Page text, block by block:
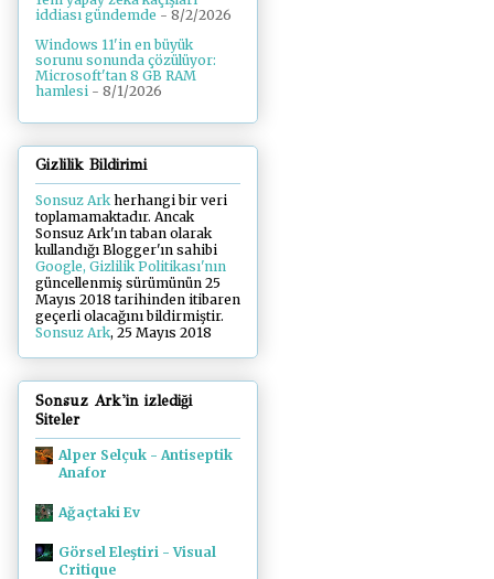
iddiası gündemde - 8/2/2026
Windows 11'in en büyük
sorunu sonunda çözülüyor:
Microsoft'tan 8 GB RAM
hamlesi - 8/1/2026
Gizlilik Bildirimi
Sonsuz Arkherhangi bir veri
toplamamaktadır. Ancak
Sonsuz Ark'ın taban olarak
kullandığı Blogger'ın sahibi
Google, Gizlilik Politikası'nın
güncellenmiş sürümünün 25
Mayıs 2018 tarihinden itibaren
geçerli olacağını bildirmiştir.
Sonsuz Ark, 25 Mayıs 2018
Sonsuz Ark'in izlediği
Siteler
Alper Selçuk - Antiseptik
Anafor
Ağaçtaki Ev
Görsel Eleştiri - Visual
Critique